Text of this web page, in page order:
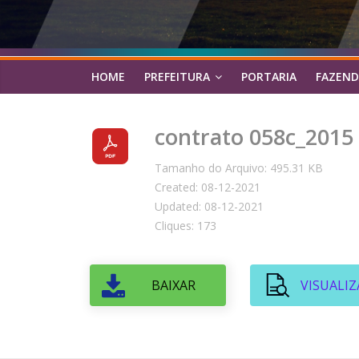
HOME PREFEITURA PORTARIA
contrato
Tamanho do Arquivo: 495.31 KB
Created: 08-12-2021
Updated: 08-12-2021
Cliques: 173
BAIXAR